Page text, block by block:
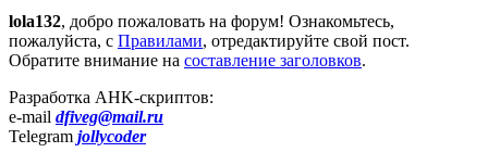
lola132, добро пожаловать на форум! Ознакомьтесь,
пожалуйста, с Правилами, отредактируйте свой пост.
Обратите внимание на составление заголовков.
Разработка AHK-скриптов:
e-mail dfiveg@mail.ru
Telegram jollycoder